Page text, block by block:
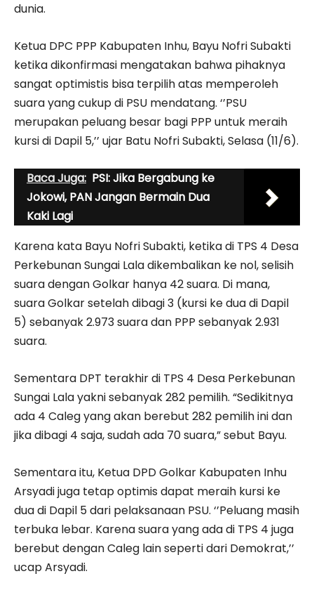
dunia.
Ketua DPC PPP Kabupaten Inhu, Bayu Nofri Subakti
ketika dikonfirmasi mengatakan bahwa pihaknya
sangat optimistis bisa terpilih atas memperoleh
suara yang cukup di PSU mendatang. ‘’PSU
merupakan peluang besar bagi PPP untuk meraih
kursi di Dapil 5,’’ ujar Batu Nofri Subakti, Selasa (11/6).
Baca Juga: PSI: Jika Bergabung ke
Jokowi, PAN Jangan Bermain Dua
Kaki Lagi
Karena kata Bayu Nofri Subakti, ketika di TPS 4 Desa
Perkebunan Sungai Lala dikembalikan ke nol, selisih
suara dengan Golkar hanya 42 suara. Di mana,
suara Golkar setelah dibagi 3 (kursi ke dua di Dapil
5) sebanyak 2.973 suara dan PPP sebanyak 2.931
suara.
Sementara DPT terakhir di TPS 4 Desa Perkebunan
Sungai Lala yakni sebanyak 282 pemilih. “Sedikitnya
ada 4 Caleg yang akan berebut 282 pemilih ini dan
jika dibagi 4 saja, sudah ada 70 suara,” sebut Bayu.
Sementara itu, Ketua DPD Golkar Kabupaten Inhu
Arsyadi juga tetap optimis dapat meraih kursi ke
dua di Dapil 5 dari pelaksanaan PSU. ‘’Peluang masih
terbuka lebar. Karena suara yang ada di TPS 4 juga
berebut dengan Caleg lain seperti dari Demokrat,’’
ucap Arsyadi.